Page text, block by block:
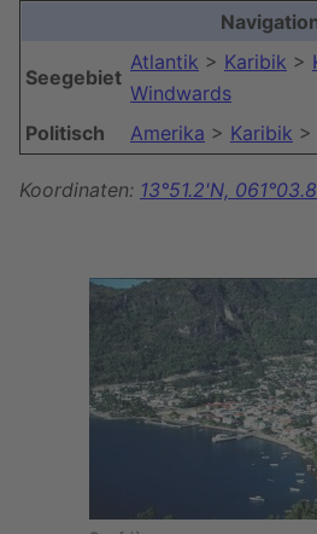
Seegebiet
Atlantik > Karibik >
Windwards
Politisch
Amerika > Karibik >
Koordinaten: 13°51.2'N,